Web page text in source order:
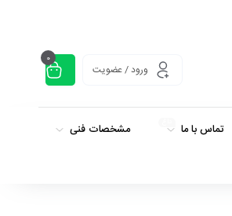
ورود / عضویت
0
تماس با ما
مشخصات فنی